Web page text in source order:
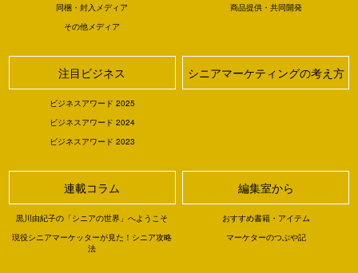
同梱・封入メディア
その他メディア
商品提供・共同開発
注目ビジネス
ビジネスアワード 2025
ビジネスアワード 2024
ビジネスアワード 2023
シニアマーケティングの考え方
連載コラム
黒川由紀子の「シニアの世界」へようこそ
現役シニアマーケッターが見た！シニア攻略
法
編集室から
おすすめ書籍・アイテム
マーケターのつぶや記